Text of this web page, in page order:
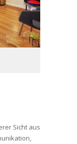
Sicht aus